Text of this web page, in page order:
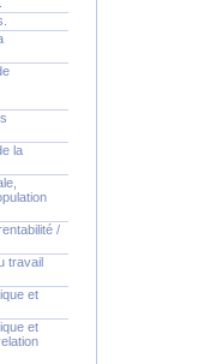
la
/
travail
et
et